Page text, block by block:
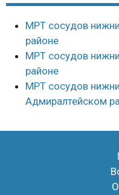
МРТ сосудов
районе
МРТ сосудов
районе
МРТ сосудов
Адмиралтейском